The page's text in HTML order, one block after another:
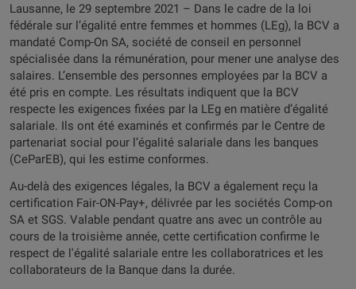
Lausanne, le 29 septembre 2021 – Dans le cadre de la loi
fédérale sur l’égalité entre femmes et hommes (LEg), la BCV a
mandaté Comp-On SA, société de conseil en personnel
spécialisée dans la rémunération, pour mener une analyse des
salaires. L’ensemble des personnes employées par la BCV a
été pris en compte. Les résultats indiquent que la BCV
respecte les exigences fixées par la LEg en matière d’égalité
salariale. Ils ont été examinés et confirmés par le Centre de
partenariat social pour l’égalité salariale dans les banques
(CeParEB), qui les estime conformes.
Au-delà des exigences légales, la BCV a également reçu la
certification Fair-ON-Pay+, délivrée par les sociétés Comp-on
SA et SGS. Valable pendant quatre ans avec un contrôle au
cours de la troisième année, cette certification confirme le
respect de l'égalité salariale entre les collaboratrices et les
collaborateurs de la Banque dans la durée.